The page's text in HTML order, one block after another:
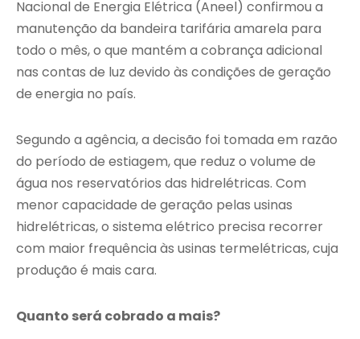
Nacional de Energia Elétrica (Aneel) confirmou a
manutenção da bandeira tarifária amarela para
todo o mês, o que mantém a cobrança adicional
nas contas de luz devido às condições de geração
de energia no país.
Segundo a agência, a decisão foi tomada em razão
do período de estiagem, que reduz o volume de
água nos reservatórios das hidrelétricas. Com
menor capacidade de geração pelas usinas
hidrelétricas, o sistema elétrico precisa recorrer
com maior frequência às usinas termelétricas, cuja
produção é mais cara.
Quanto será cobrado a mais?